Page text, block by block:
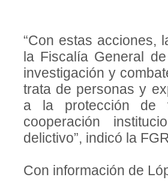
“Con estas acciones,
la Fiscalía General
investigación y
trata de personas y
a la protección de
cooperación
delictivo”, indicó la
Con información de